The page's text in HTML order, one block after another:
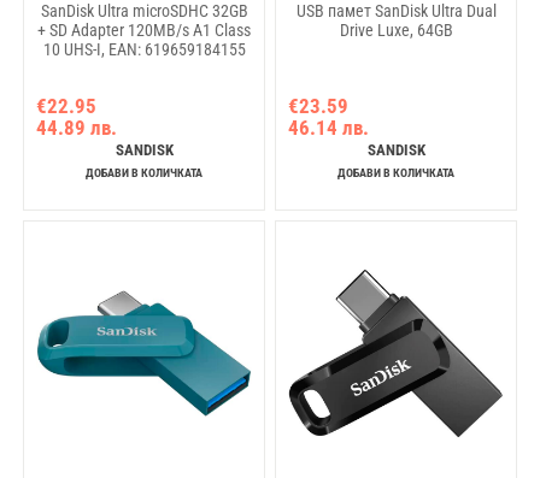
SanDisk Ultra microSDHC 32GB
+ SD Adapter 120MB/s A1 Class
10 UHS-I, EAN: 619659184155
€22.95
44.89 лв.
SANDISK
ДОБАВИ В КОЛИЧКАТА
USB памет SanDisk Ultra Dual
Drive Luxe, 64GB
€23.59
46.14 лв.
SANDISK
ДОБАВИ В КОЛИЧКАТА